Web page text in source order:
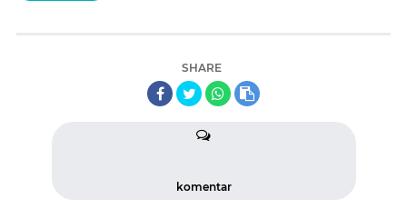
SHARE
komentar